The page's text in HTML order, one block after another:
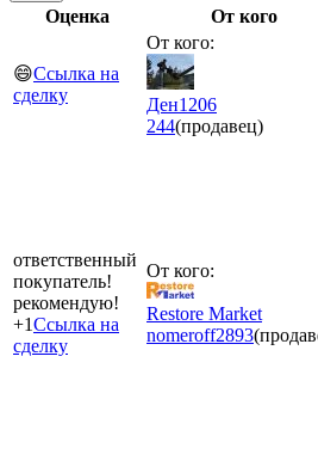
Оценка От кого
😄Ссылка на
сделку
От кого:
Ден1206
244(продавец)
ответственный
покупатель!
рекомендую!
+1Ссылка на
сделку
От кого:
Restore Market
nomeroff2893